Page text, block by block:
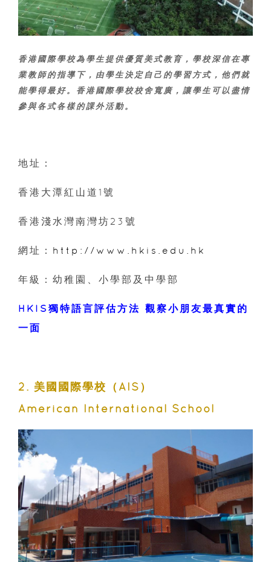
香港國際學校為學生提供優質美式教育，學校深信在專
業教師的指導下，由學生決定自己的學習方式，他們就
能學得最好。香港國際學校校舍寬廣，讓學生可以盡情
參與各式各樣的課外活動。
地址：
香港大潭紅山道1號
香港淺水灣南灣坊23號
網址： http://www.hkis.edu.hk
年級：幼稚園、小學部及中學部
HKIS獨特語言評估方法 觀察小朋友最真實的
一面
2. 美國國際學校（AIS）
American International School